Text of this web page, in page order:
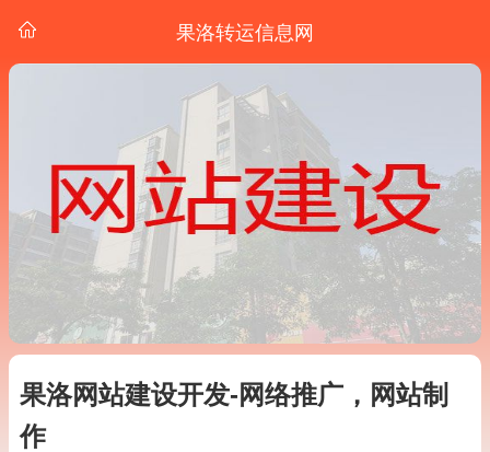
果洛转运信息网
果洛网站建设开发-网络推广，网站制
作